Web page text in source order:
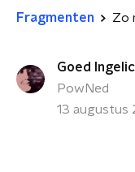
Fragmenten Zo
Goed
PowNed
13 augustus